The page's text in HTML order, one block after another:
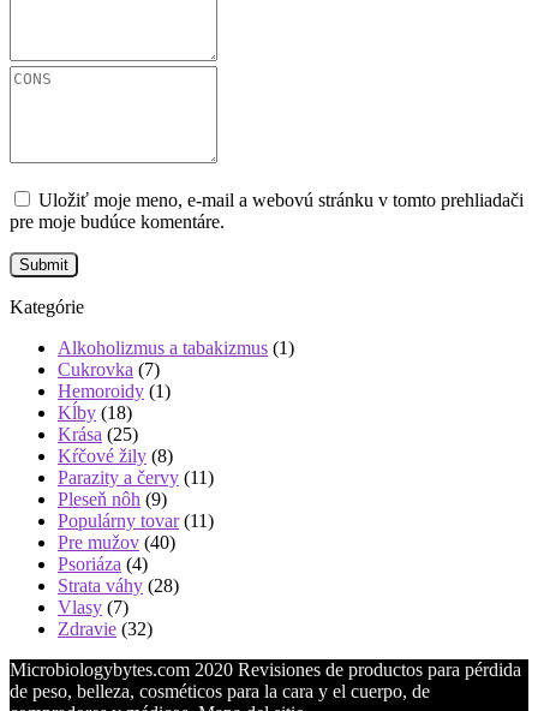
Uložiť moje meno, e-mail a webovú stránku v tomto prehliadači
pre moje budúce komentáre.
Kategórie
Alkoholizmus a tabakizmus (1)
Cukrovka (7)
Hemoroidy (1)
Kĺby (18)
Krása (25)
Kŕčové žily (8)
Parazity a červy (11)
Pleseň nôh (9)
Populárny tovar(11)
Pre mužov (40)
Psoriáza (4)
Strata váhy (28)
Vlasy (7)
Zdravie (32)
Microbiologybytes.com 2020 Revisiones de productos para pérdida
de peso, belleza, cosméticos para la cara y el cuerpo, de